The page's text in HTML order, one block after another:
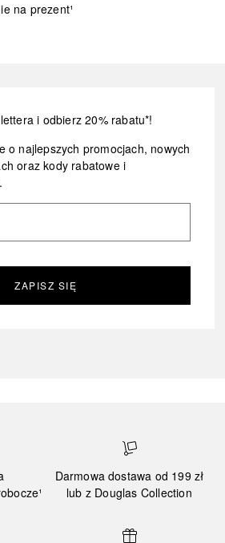
na prezent¹
i odbierz 20% rabatu*!
o najlepszych promocjach, nowych
oraz kody rabatowe i
ZAPISZ SIĘ
Darmowa dostawa od 199 zł
lub z Douglas Collection